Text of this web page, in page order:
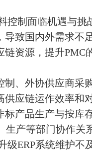
控制面临机遇与挑
导致国内外需求不
资源，提升PMC
制、外协供应商采
供应链运作效率和
标产品生产与按库
生产等部门协作关
级ERP系统维护不